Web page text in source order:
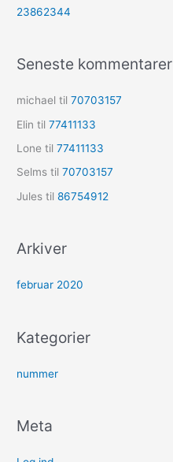
23862344
Seneste kommentarer
michael til70703157
Elin til77411133
Lone til77411133
Selms til70703157
Jules til86754912
Arkiver
februar 2020
Kategorier
nummer
Meta